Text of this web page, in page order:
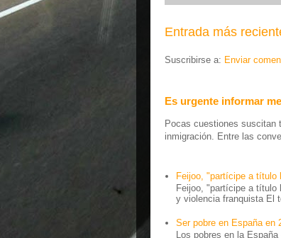
Entrada más
Suscribirse a: Enviar
Es urgente informar
Pocas cuestiones suscitan
inmigración. Entre las
Feijoo, "partícipe a título
Feijoo, "partícipe a título
y violencia franquista El
Ser pobre en España en
Los pobres en la